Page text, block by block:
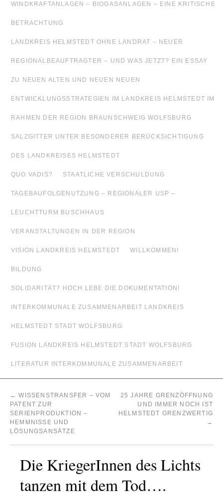
WINDKRAFTANLAGEN – BIOGASANLAGEN – EINE KRITISCHE
BETRACHTUNG
LANDKREIS HELMSTEDT OHNE LANDRAT – NEUER
REGIONALBEAUFTRAGTER – UND WAS JETZT? EIN ESSAY
ZU NEUEN ALTEN UND NEUEN NEUEN
ENTWICKLUNGSSTRATEGIEN IM LANDKREIS HELMSTEDT IM
RAHMEN DER REGION BRAUNSCHWEIG WOLFSBURG
SALZGITTER UNTER BESONDERER BERÜCKSICHTIGUNG
DES LANDKREISES HELMSTEDT
QUO VADIS? STAATLICHE VERSCHULDUNG
TAGEBAUFOLGENUTZUNG – REGIONALER USP –
LEUCHTTURM BUSCHHAUS
VERANSTALTUNGEN IN DER REGION
VISION LANDKREIS HELMSTEDT WILLKOMMEN!
BILDUNG
SOLIDARITÄT? HOCH LEBE DIE DOKUMENTATION!
INTERKOMMUNALE ZUSAMMENARBEIT LANDKREIS
HELMSTEDT STADT WOLFSBURG
FUSION LANDKREIS HELMSTEDT STADT WOLFSBURG
LITERATUR INTERKOMMUNALE ZUSAMMENARBEIT
← WISSENSTRANSFER – VOM
PATENT ZUR
SERIENPRODUKTION –
HEMMNISSE UND
LÖSUNGSANSÄTZE
25 JAHRE GRENZÖFFNUNG
UND IMMER NOCH IST
HELMSTEDT GRENZWERTIG
→
Die KriegerInnen des Lichts
tanzen mit dem Tod….